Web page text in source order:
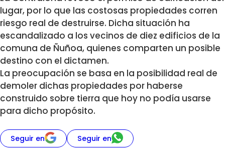
lugar, por lo que las costosas propiedades corren
riesgo real de destruirse. Dicha situación ha
escandalizado a los vecinos de diez edificios de la
comuna de Ñuñoa, quienes comparten un posible
destino con el dictamen.
La preocupación se basa en la posibilidad real de
demoler dichas propiedades por haberse
construido sobre tierra que hoy no podía usarse
para dicho propósito.
Seguir en Seguir en